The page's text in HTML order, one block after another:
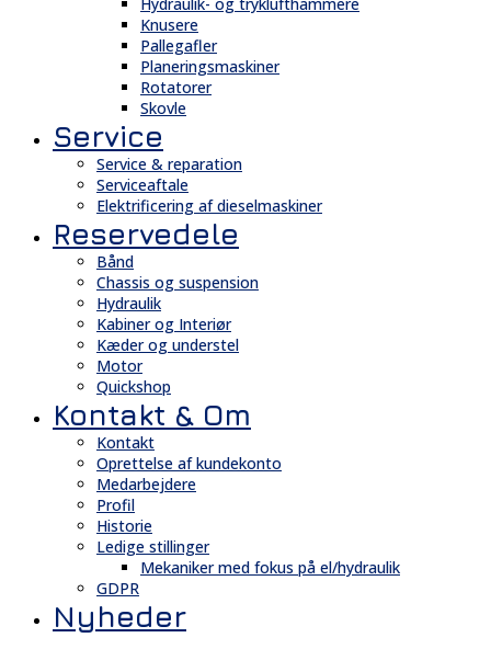
Knusere
Pallegafler
Planeringsmaskiner
Rotatorer
Skovle
Service
Service & reparation
Serviceaftale
Elektrificering af dieselmaskiner
Reservedele
Bånd
Chassis og suspension
Hydraulik
Kabiner og Interiør
Kæder og understel
Motor
Quickshop
Kontakt & Om
Kontakt
Oprettelse af kundekonto
Medarbejdere
Profil
Historie
Ledige stillinger
Mekaniker med fokus på el/hydraulik
GDPR
Nyheder